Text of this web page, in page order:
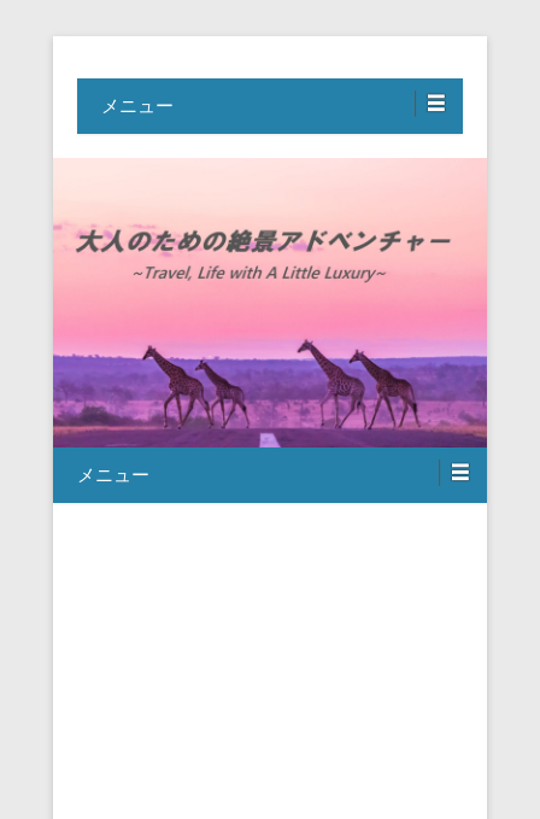
大人のための絶景アドベンチャー
メニュー
メニュー